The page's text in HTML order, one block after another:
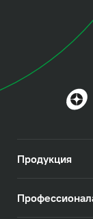
большие
усилила
домика,
Продукция